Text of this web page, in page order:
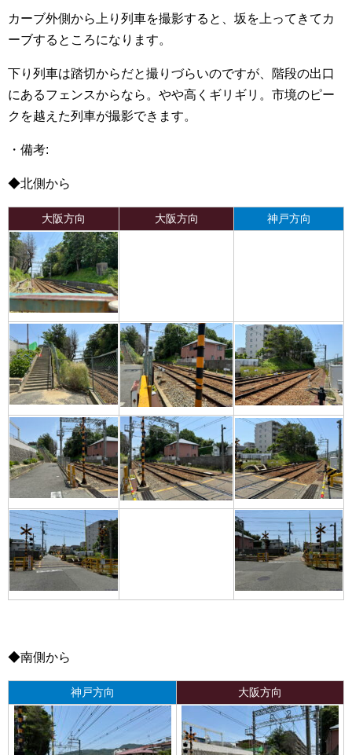
カーブ外側から上り列車を撮影すると、坂を上ってきてカ
ーブするところになります。
下り列車は踏切からだと撮りづらいのですが、階段の出口
にあるフェンスからなら。やや高くギリギリ。市境のピー
クを越えた列車が撮影できます。
・備考:
◆北側から
大阪方向 大阪方向 神戸方向
◆南側から
神戸方向 大阪方向